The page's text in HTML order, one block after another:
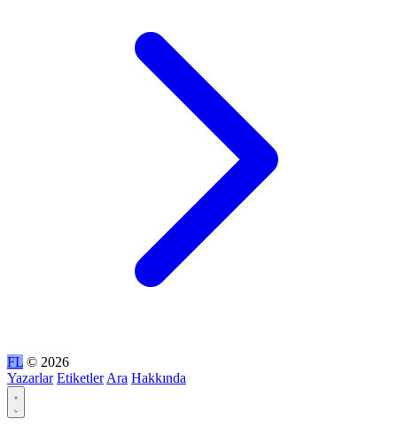
FL © 2026
Yazarlar Etiketler Ara Hakkında